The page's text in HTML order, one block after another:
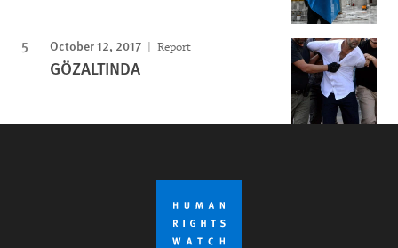
October 12, 2017 Report
GÖZALTINDA